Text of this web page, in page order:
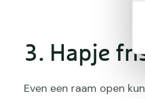
3. Hapje
Even een raam open